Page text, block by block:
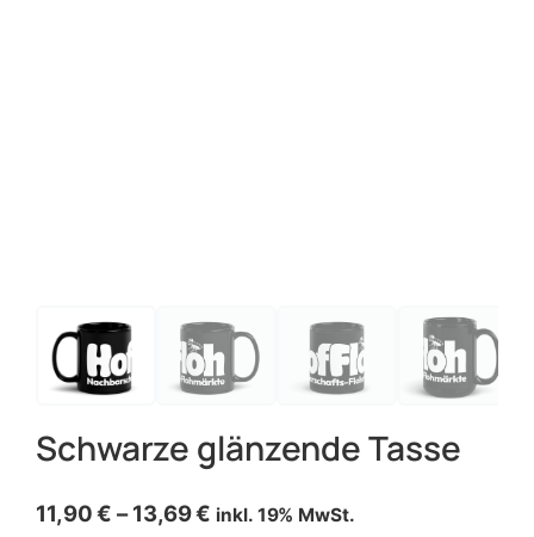
Schwarze glänzende Tasse
11,90€ –13,69€ inkl. 19% MwSt.